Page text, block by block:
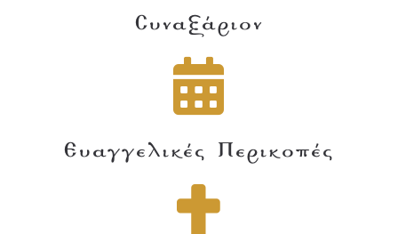
Συναξάριον
Ευαγγελικές Περικοπές